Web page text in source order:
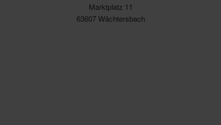
Marktplatz 11
63607 Wächtersbach